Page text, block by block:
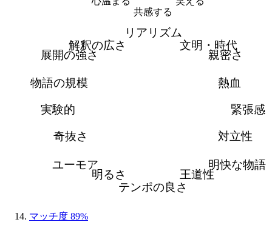
共感する
リアリズム
文明・時代
親密さ
熱血
緊張感
対立性
明快な物語
王道性
テンポの良さ
明るさ
ユーモア
奇抜さ
実験的
物語の規模
展開の強さ
解釈の広さ
マッチ度 89%